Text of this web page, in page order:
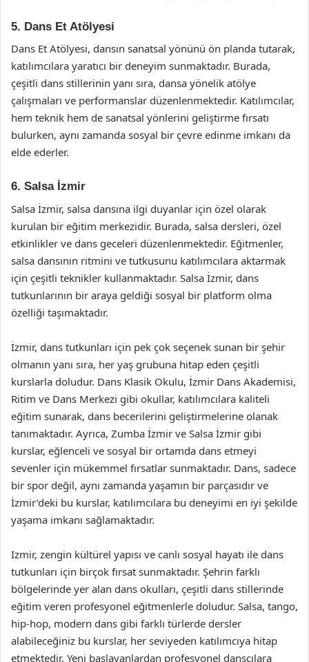
5. Dans Et Atölyesi
Dans Et Atölyesi, dansın sanatsal yönünü ön planda tutarak,
katılımcılara yaratıcı bir deneyim sunmaktadır. Burada,
çeşitli dans stillerinin yanı sıra, dansa yönelik atölye
çalışmaları ve performanslar düzenlenmektedir. Katılımcılar,
hem teknik hem de sanatsal yönlerini geliştirme fırsatı
bulurken, aynı zamanda sosyal bir çevre edinme imkanı da
elde ederler.
6. Salsa İzmir
Salsa İzmir, salsa dansına ilgi duyanlar için özel olarak
kurulan bir eğitim merkezidir. Burada, salsa dersleri, özel
etkinlikler ve dans geceleri düzenlenmektedir. Eğitmenler,
salsa dansının ritmini ve tutkusunu katılımcılara aktarmak
için çeşitli teknikler kullanmaktadır. Salsa İzmir, dans
tutkunlarının bir araya geldiği sosyal bir platform olma
özelliği taşımaktadır.
İzmir, dans tutkunları için pek çok seçenek sunan bir şehir
olmanın yanı sıra, her yaş grubuna hitap eden çeşitli
kurslarla doludur. Dans Klasik Okulu, İzmir Dans Akademisi,
Ritim ve Dans Merkezi gibi okullar, katılımcılara kaliteli
eğitim sunarak, dans becerilerini geliştirmelerine olanak
tanımaktadır. Ayrıca, Zumba İzmir ve Salsa İzmir gibi
kurslar, eğlenceli ve sosyal bir ortamda dans etmeyi
sevenler için mükemmel fırsatlar sunmaktadır. Dans, sadece
bir spor değil, aynı zamanda yaşamın bir parçasıdır ve
İzmir’deki bu kurslar, katılımcılara bu deneyimi en iyi şekilde
yaşama imkanı sağlamaktadır.
Izmir, zengin kültürel yapısı ve canlı sosyal hayatı ile dans
tutkunları için birçok fırsat sunmaktadır. Şehrin farklı
bölgelerinde yer alan dans okulları, çeşitli dans stillerinde
eğitim veren profesyonel eğitmenlerle doludur. Salsa, tango,
hip-hop, modern dans gibi farklı türlerde dersler
alabileceğiniz bu kurslar, her seviyeden katılımcıya hitap
etmektedir. Yeni başlayanlardan profesyonel dansçılara